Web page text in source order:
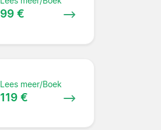
99 €
Lees meer/Boek
119 €